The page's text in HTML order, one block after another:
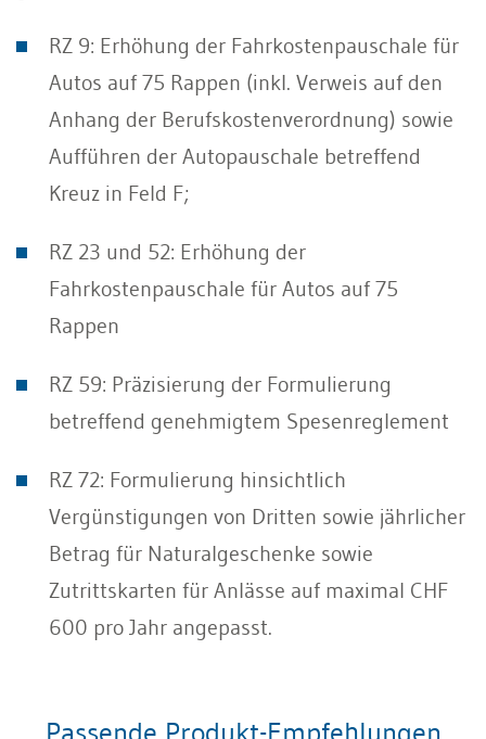
RZ 9: Erhöhung der Fahrkostenpauschale für
Autos auf 75 Rappen (inkl. Verweis auf den
Anhang der Berufskostenverordnung) sowie
Aufführen der Autopauschale betreffend
Kreuz in Feld F;
RZ 23 und 52: Erhöhung der
Fahrkostenpauschale für Autos auf 75
Rappen
RZ 59: Präzisierung der Formulierung
betreffend genehmigtem Spesenreglement
RZ 72: Formulierung hinsichtlich
Vergünstigungen von Dritten sowie jährlicher
Betrag für Naturalgeschenke sowie
Zutrittskarten für Anlässe auf maximal CHF
600 pro Jahr angepasst.